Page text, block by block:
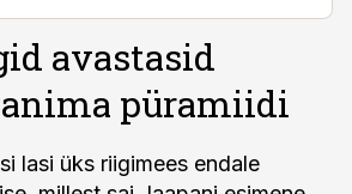
avastasid
püramiidi
lasi üks riigimees endale